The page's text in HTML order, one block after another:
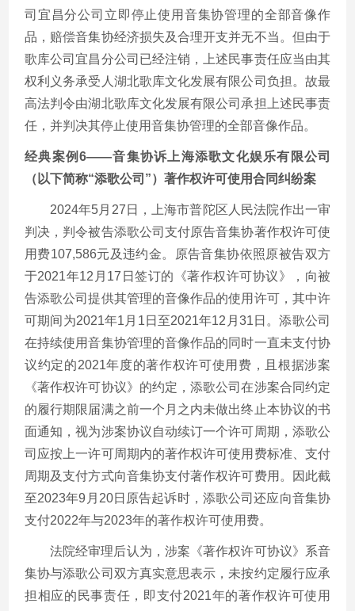
司宜昌分公司立即停止使用音集协管理的全部音像作
品，赔偿音集协经济损失及合理开支并无不当。但由于
歌库公司宜昌分公司已经注销，上述民事责任应当由其
权利义务承受人湖北歌库文化发展有限公司负担。故最
高法判令由湖北歌库文化发展有限公司承担上述民事责
任，并判决其停止使用音集协管理的全部音像作品。
经典案例6——音集协诉上海添歌文化娱乐有限公司
（以下简称“添歌公司”）著作权许可使用合同纠纷案
2024年5月27日，上海市普陀区人民法院作出一审
判决，判令被告添歌公司支付原告音集协著作权许可使
用费107,586元及违约金。原告音集协依照原被告双方
于2021年12月17日签订的《著作权许可协议》，向被
告添歌公司提供其管理的音像作品的使用许可，其中许
可期间为2021年1月1日至2021年12月31日。添歌公司
在持续使用音集协管理的音像作品的同时一直未支付协
议约定的2021年度的著作权许可使用费，且根据涉案
《著作权许可协议》的约定，添歌公司在涉案合同约定
的履行期限届满之前一个月之内未做出终止本协议的书
面通知，视为涉案协议自动续订一个许可周期，添歌公
司应按上一许可周期内的著作权许可使用费标准、支付
周期及支付方式向音集协支付著作权许可费用。因此截
至2023年9月20日原告起诉时，添歌公司还应向音集协
支付2022年与2023年的著作权许可使用费。
法院经审理后认为，涉案《著作权许可协议》系音
集协与添歌公司双方真实意思表示，未按约定履行应承
担相应的民事责任，即支付2021年的著作权许可使用